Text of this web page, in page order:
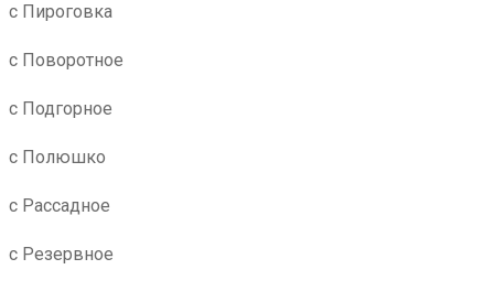
с Пироговка
с Поворотное
с Подгорное
с Полюшко
с Рассадное
с Резервное